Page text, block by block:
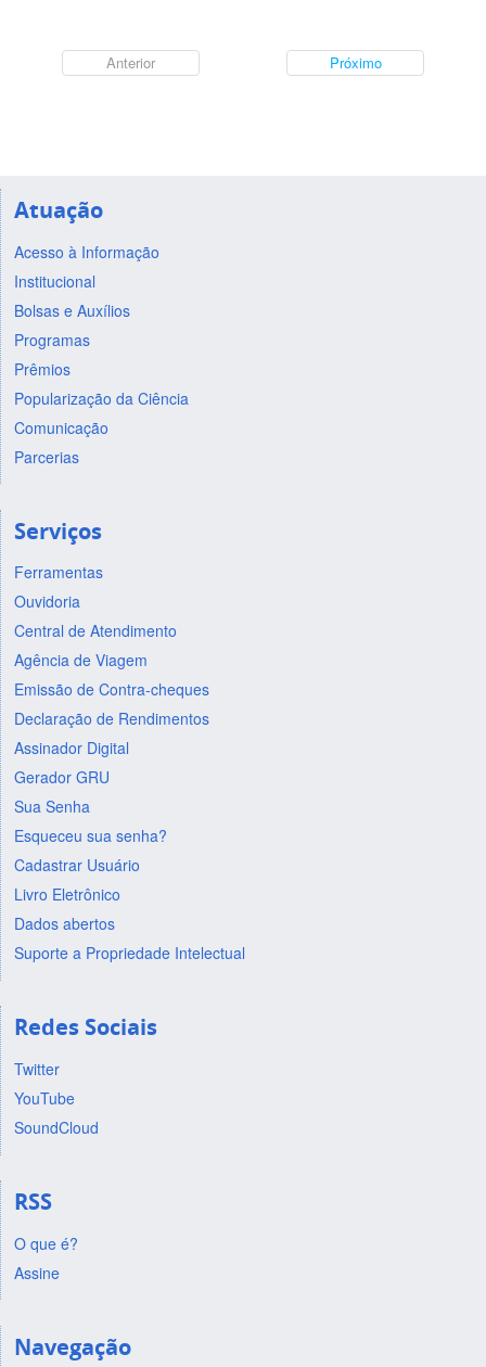
Anterior Próximo
Atuação
Acesso à Informação
Institucional
Bolsas e Auxílios
Programas
Prêmios
Popularização da Ciência
Comunicação
Parcerias
Serviços
Ferramentas
Ouvidoria
Central de Atendimento
Agência de Viagem
Emissão de Contra-cheques
Declaração de Rendimentos
Assinador Digital
Gerador GRU
Sua Senha
Esqueceu sua senha?
Cadastrar Usuário
Livro Eletrônico
Dados abertos
Suporte a Propriedade Intelectual
Redes Sociais
Twitter
YouTube
SoundCloud
RSS
O que é?
Assine
Navegação